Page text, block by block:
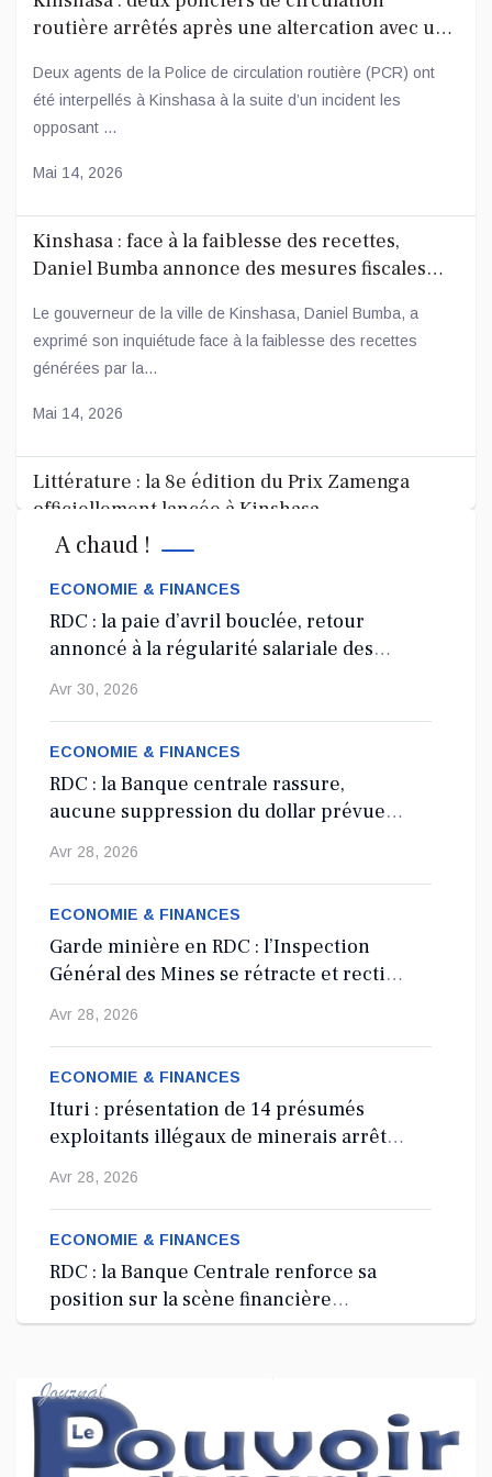
routière arrêtés après une altercation avec un
Deux agents de la Police de circulation routière (PCR) ont
été interpellés à Kinshasa à la suite d’un incident les
opposant ...
Mai 14, 2026
Kinshasa : face à la faiblesse des recettes,
Daniel Bumba annonce des mesures fiscales
Le gouverneur de la ville de Kinshasa, Daniel Bumba, a
exprimé son inquiétude face à la faiblesse des recettes
générées par la...
Mai 14, 2026
Littérature : la 8e édition du Prix Zamenga
officiellement lancée à Kinshasa
La 8e édition du concours littéraire « Prix Zamenga » a été
officiellement lancée ce mercredi 13 mai à Kinshasa, à
Mai 13, 2026
Nord-Kivu : le député Crispin Mbindule dans le
collimateur de l’ANR
Le député national Crispin Mbindule, également président du
conseil d’administration du Cadastre minier, fait l’objet d’un...
A chaud !
ECONOMIE & FINANCES
RDC : la paie d’avril bouclée, retour
annoncé à la régularité salariale des
Avr 30, 2026
ECONOMIE & FINANCES
RDC : la Banque centrale rassure,
aucune suppression du dollar prévue
Avr 28, 2026
ECONOMIE & FINANCES
Garde minière en RDC : l’Inspection
Général des Mines se rétracte et rectifie
Avr 28, 2026
ECONOMIE & FINANCES
Ituri : présentation de 14 présumés
exploitants illégaux de minerais arrêtés
Avr 28, 2026
ECONOMIE & FINANCES
RDC : la Banque Centrale renforce sa
position sur la scène financière
internationale à Washington, D.C.
ECONOMIE & FINANCES
RDC : lancement d’une Garde minière
nationale à 100 millions USD pour